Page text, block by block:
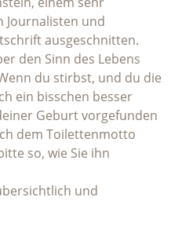
Journalisten und
ausgeschnitten.
den Sinn des Lebens
du stirbst, und du die
ein bisschen besser
Geburt vorgefunden
dem Toilettenmotto
so, wie Sie ihn
und